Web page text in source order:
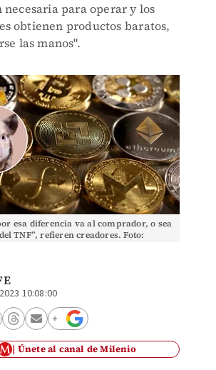
para operar y los
obtienen productos baratos,
las manos".
esa diferencia va al comprador, o sea
TNF”, refieren creadores. Foto:
10:08:00
Únete al canal de Milenio